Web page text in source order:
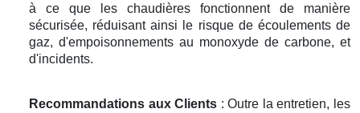
à ce que les chaudières fonctionnent de manière
sécurisée, réduisant ainsi le risque de écoulements de
gaz, d'empoisonnements au monoxyde de carbone, et
d'incidents.
Recommandations aux Clients : Outre la entretien, les